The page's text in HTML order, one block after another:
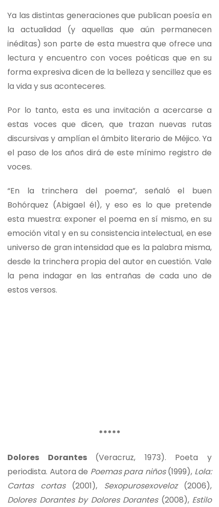
Ya las distintas generaciones que publican poesía en
la actualidad (y aquellas que aún permanecen
inéditas) son parte de esta muestra que ofrece una
lectura y encuentro con voces poéticas que en su
forma expresiva dicen de la belleza y sencillez que es
la vida y sus aconteceres.
Por lo tanto, esta es una invitación a acercarse a
estas voces que dicen, que trazan nuevas rutas
discursivas y amplían el ámbito literario de Méjico. Ya
el paso de los años dirá de este mínimo registro de
voces.
“En la trinchera del poema”, señaló el buen
Bohórquez (Abigael él), y eso es lo que pretende
esta muestra: exponer el poema en sí mismo, en su
emoción vital y en su consistencia intelectual, en ese
universo de gran intensidad que es la palabra misma,
desde la trinchera propia del autor en cuestión. Vale
la pena indagar en las entrañas de cada uno de
estos versos.
*****
Dolores Dorantes (Veracruz, 1973). Poeta y
periodista. Autora de Poemas para niños(1999), Lola:
Cartas cortas(2001), Sexopurosexoveloz(2006),
Dolores Dorantes by Dolores Dorantes (2008), Estilo